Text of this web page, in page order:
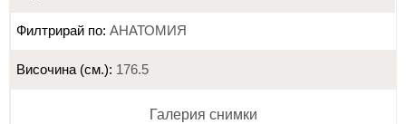
Филтрирай по: АНАТОМИЯ
Височина (см.): 176.5
Галерия снимки